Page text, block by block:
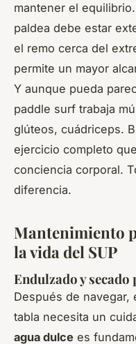
mantener el
paldea debe estar
el remo cerca del
permite un mayor
Y aunque pueda
paddle surf trabaja
glúteos, cuádriceps.
ejercicio completo
conciencia corporal.
diferencia.
Mantenimiento
la vida del SUP
Endulzado y
Después de navegar,
tabla necesita un
agua dulce es